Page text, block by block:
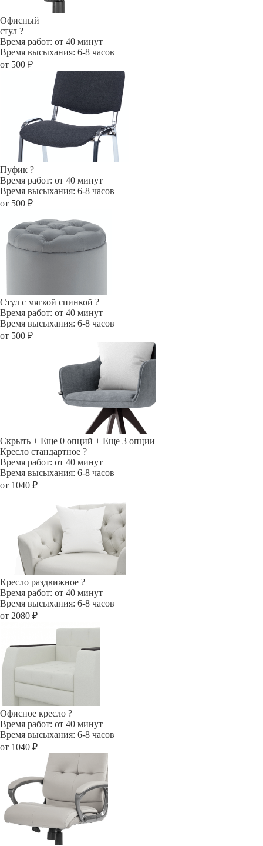
Офисный
стул ?
Время работ: от 40 минут
Время высыхания: 6-8 часов
от 500 ₽
Пуфик ?
Время работ: от 40 минут
Время высыхания: 6-8 часов
от 500 ₽
Стул с мягкой спинкой ?
Время работ: от 40 минут
Время высыхания: 6-8 часов
от 500 ₽
Скрыть + Еще 0 опций + Еще 3 опции
Кресло стандартное ?
Время работ: от 40 минут
Время высыхания: 6-8 часов
от 1040 ₽
Кресло раздвижное ?
Время работ: от 40 минут
Время высыхания: 6-8 часов
от 2080 ₽
Офисное кресло ?
Время работ: от 40 минут
Время высыхания: 6-8 часов
от 1040 ₽